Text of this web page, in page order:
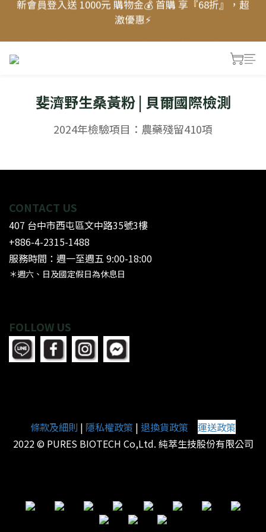
新會員登入送 1000元 購物金💰 首購 享『68折』，超
激優惠⚡
激優惠⚡
🔆 靜芳營養師推薦 ▸ 超級防禦力益生菌，全方位提升
眠，熟睡有感！► 舒眠體驗價$399
新會員登入送 1000元 購物金💰 首購 享『68折』，超
斐濟野生桑黃粉 | 貝爾國際檢測
2024年檢驗項目：農藥殘留410項
CONTACT US
407 台中市西屯區文中路35號3樓
+886-4-2315-1488
服務時間：週一至週五 9:00-18:00
＊週六、日及國定假日為休息日
FOLLOW US
條款及細則 | 隱私權政策 | 退換貨政策
運送政策
2022 © PURES BIOTECH Co,Ltd. 純萃生技股份有限公司